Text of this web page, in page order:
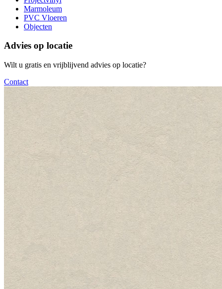
Marmoleum
PVC Vloeren
Objecten
Advies op locatie
Wilt u gratis en vrijblijvend advies op locatie?
Contact